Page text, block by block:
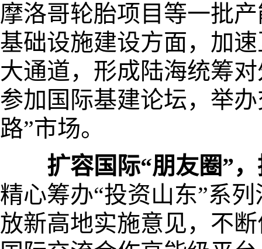
摩洛哥轮胎项目等一批
基础设施建设方面，加
大通道，形成陆海统筹
参加国际基建论坛，举
路”市场。
扩容国际“朋友圈”
精心筹办“投资山东”系
放新高地实施意见，不